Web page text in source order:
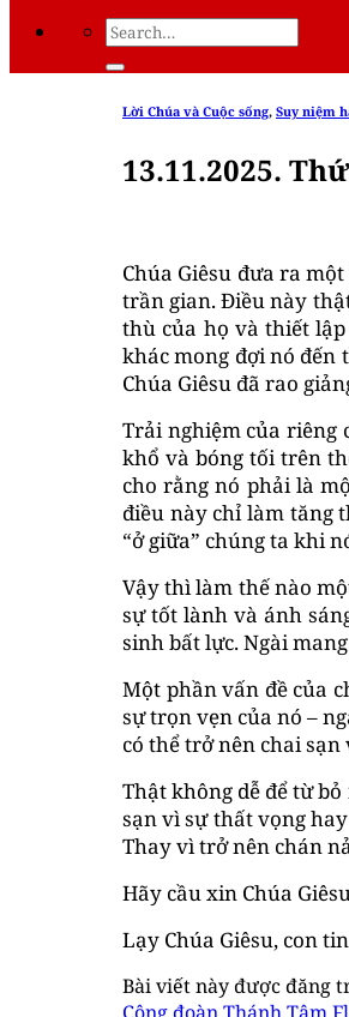
Lời Chúa và Cuộc sống, Suy niệm
13.11.2025.
Chúa Giêsu đưa ra
trần gian. Điều này
thù của họ và thiết
khác mong đợi nó đến
Chúa Giêsu đã rao
Trải nghiệm của riêng
khổ và bóng tối trên
cho rằng nó phải là
điều này chỉ làm tăng
“ở giữa” chúng ta khi
Vậy thì làm thế nào
sự tốt lành và ánh
sinh bất lực. Ngài
Một phần vấn đề của
sự trọn vẹn của nó –
có thể trở nên chai
Thật không dễ để từ
sạn vì sự thất vọng
Thay vì trở nên chán
Hãy cầu xin Chúa
Lạy Chúa Giêsu, con
Bài viết này được đăng